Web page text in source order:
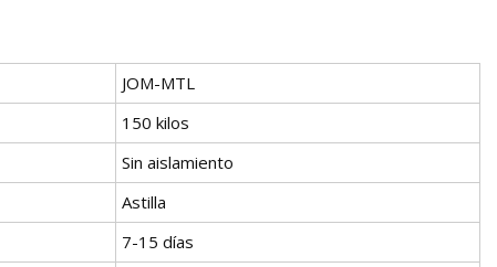
JOM-MTL
150 kilos
Sin aislamiento
Astilla
7-15 días